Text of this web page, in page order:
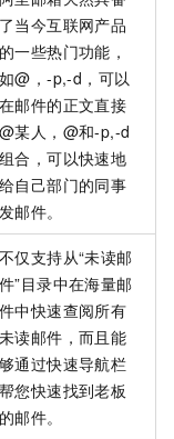
了当今互联网产品
的一些热门功能，
如@，-p,-d，可以
在邮件的正文直接
@某人，@和-p,-d
组合，可以快速地
给自己部门的同事
发邮件。
不仅支持从“未读邮
件”目录中在海量邮
件中快速查阅所有
未读邮件，而且能
够通过快速导航栏
帮您快速找到老板
的邮件。